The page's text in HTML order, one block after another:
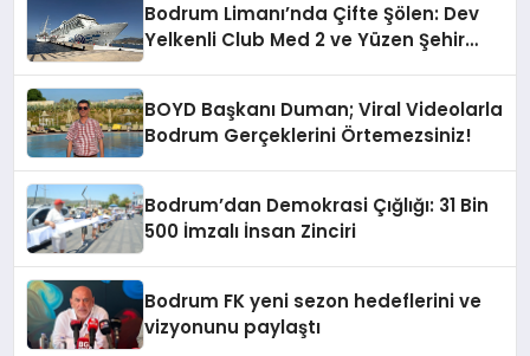
Bodrum Limanı’nda Çifte Şölen: Dev
Yelkenli Club Med 2 ve Yüzen Şehir
BOYD Başkanı Duman; Viral Videolarla
Bodrum Gerçeklerini Örtemezsiniz!
Bodrum’dan Demokrasi Çığlığı: 31 Bin
500 İmzalı İnsan Zinciri
Bodrum FK yeni sezon hedeflerini ve
vizyonunu paylaştı